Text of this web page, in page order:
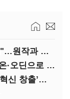
(주목받는 게임)"향수만으론 부족해"…원작과 차별화 성공한 '리니지M'
(주목받는 게임)카카오게임즈, 엘리온·오딘으로 MMORPG 투트랙 공세
공공 SW 대기업참여 여부, ‘신시장·혁신 창출’도 평가한다